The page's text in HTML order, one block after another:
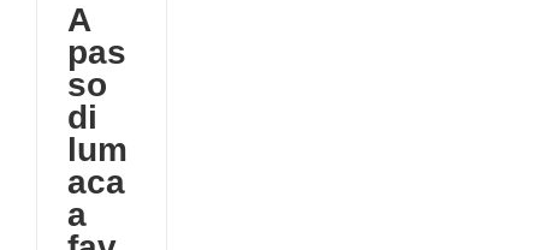
A
pas
so
di
lum
aca
a